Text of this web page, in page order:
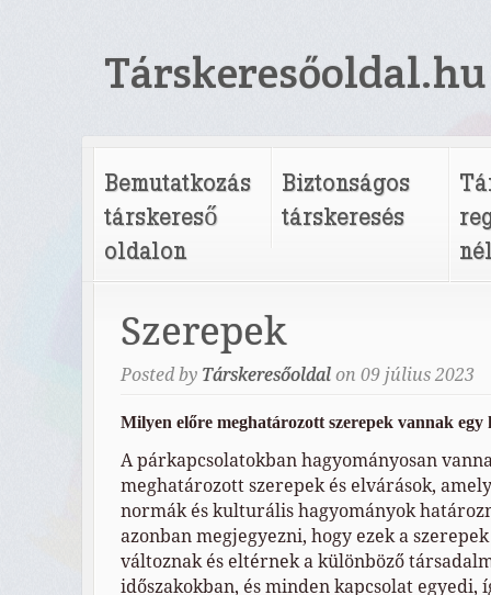
Társkeresőoldal.hu
Bemutatkozás
társkereső
oldalon
Biztonságos
társkeresés
Szerepek
Posted by Társkeresőoldal on 09 július 2023
Milyen előre meghatározott szerepek vannak egy
A párkapcsolatokban hagyományosan
meghatározott szerepek és elvárások,
normák és kulturális hagyományok
azonban megjegyezni, hogy ezek a
változnak és eltérnek a különböző
időszakokban, és minden kapcsolat egyedi,